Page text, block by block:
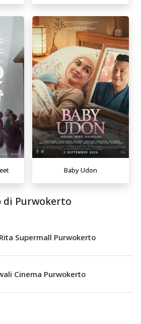
Baby Udon
di Purwokerto
Supermall Purwokerto
Cinema Purwokerto